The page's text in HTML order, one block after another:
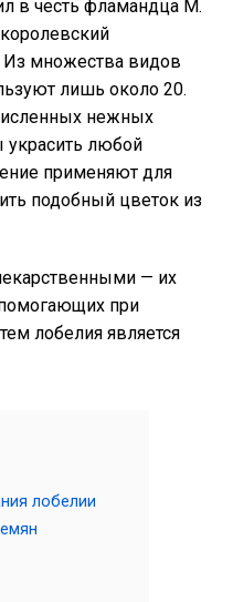
в честь фламандца М.
Из множества видов
лишь около 20.
нежных
украсить любой
применяют для
подобный цветок из
— их
при
лобелия является
лобелии